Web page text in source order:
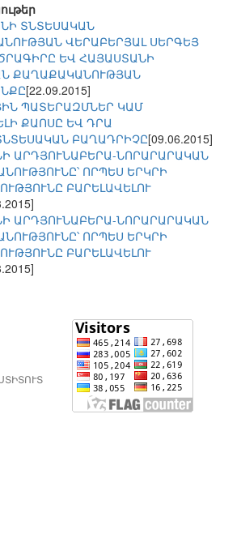
ՏՆՏԵՍԱԿԱՆ
ՎԵՐԱԲԵՐՅԱԼ ՍԵՐԳԵՅ
ԵՎ ՀԱՅԱՍՏԱՆԻ
ՔԱՂԱՔԱԿԱՆՈՒԹՅԱՆ
[22.09.2015]
ՊԱՏԵՐԱԶՄՆԵՐ ԿԱՄ
ՔԱՈՍԸ ԵՎ ԴՐԱ
ԲԱՂԱԴՐԻՉԸ[09.06.2015]
ԱՐԴՅՈՒՆԱԲԵՐԱ-ՆՈՐԱՐԱՐԱԿԱՆ
ՈՐՊԵՍ ԵՐԿՐԻ
ԲԱՐԵԼԱՎԵԼՈՒ
ԱՐԴՅՈՒՆԱԲԵՐԱ-ՆՈՐԱՐԱՐԱԿԱՆ
ՈՐՊԵՍ ԵՐԿՐԻ
ԲԱՐԵԼԱՎԵԼՈՒ